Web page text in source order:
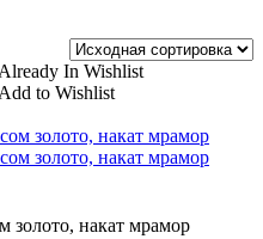
золото, накат мрамор